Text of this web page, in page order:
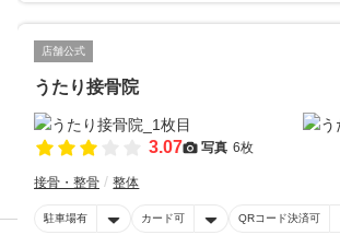
店舗公式
うたり接骨院
3.07 写真 6枚
接骨・整骨 整体
駐車場有 カード可 QRコード決済可